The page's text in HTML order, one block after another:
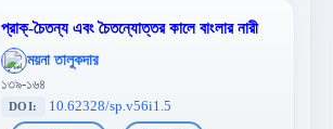
প্রাক্-চৈতন্য এবং চৈতন্যোত্তর কালে বাংলার নারী
';
};">
ময়না তালুকদার
১৩৯-১৬৪
DOI: 10.62328/sp.v56i1.5